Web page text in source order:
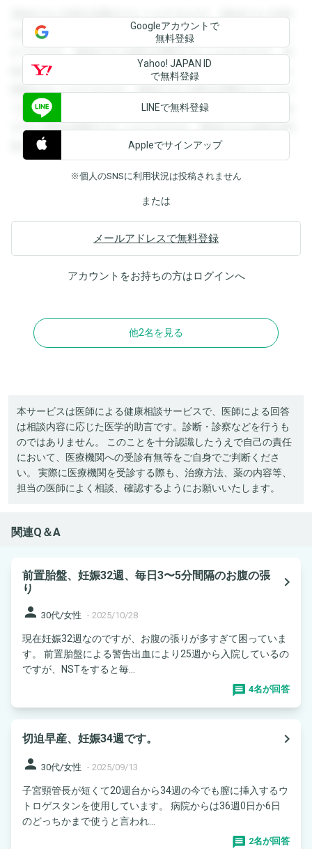
登録すると回答を閲覧することができます。登録すると回答
を閲覧することができます。登録すると回答を閲覧すること
ができます。登録すると回答を閲覧することができます。登
録すると回答を閲覧することができます。登録すると回答を
閲覧することができます。登録すると回答を閲覧することが
できます。登録すると回答を閲覧することができます。登録
すると回答を閲覧することができます。登録すると回答を閲
覧することができます。
Googleアカウントで
無料登録
Yahoo! JAPAN ID
で無料登録
LINEで無料登録
Appleでサインアップ
※個人のSNSに利用状況は投稿されません
または
メールアドレスで無料登録
アカウントをお持ちの方はログインへ
他2名を見る
本サービスは医師による健康相談サービスで、医師による回答
は相談内容に応じた医学的助言です。診断・診察などを行うも
のではありません。 このことを十分認識したうえで自己の責任
において、医療機関への受診有無等をご自身でご判断くださ
い。 実際に医療機関を受診する際も、治療方法、薬の内容等、
担当の医師によく相談、確認するようにお願いいたします。
関連Q＆A
前置胎盤、妊娠32週、毎日3〜5分間隔のお腹の張
り
navigate_next
person 30代/女性 - 2025/10/28
現在妊娠32週なのですが、お腹の張りが多すぎて困っていま
す。 前置胎盤による警告出血により25週から入院しているの
ですが、NSTをすると毎...
4名が回答
切迫早産、妊娠34週です。
navigate_next
person 30代/女性 - 2025/09/13
子宮頸管長が短くて20週台から34週の今でも膣に挿入するウ
トロゲスタンを使用しています。 病院からは36週0日か6日
のどっちかまで使うと言われ...
2名が回答